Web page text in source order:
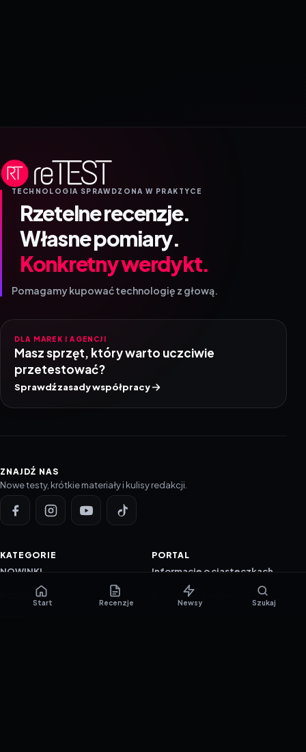
TECHNOLOGIA SPRAWDZONA W PRAKTYCE
Rzetelne recenzje.
Własne pomiary.
Konkretny werdykt.
Pomagamy kupować technologię z głową.
DLA MAREK I AGENCJI
Masz sprzęt, który warto uczciwie
przetestować?
Sprawdź zasady współpracy
ZNAJDŹ NAS
Nowe testy, krótkie materiały i kulisy redakcji.
KATEGORIE
NOWINKI
PORADNIKI
PORTAL
Informacje o ciasteczkach
Polityka prywatności
Start Recenzje Newsy Szukaj